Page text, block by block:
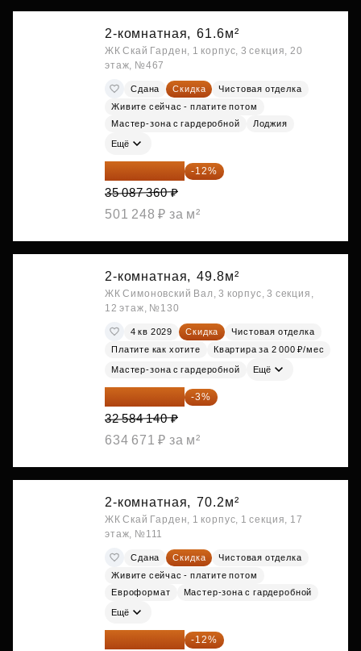
2-комнатная, 61.6м²
ЖК Скай Гарден, 1 корпус, 3 секция, 20
этаж, №467
Сдана Скидка
Чистовая отделка
Живите сейчас - платите потом
Мастер-зона с гардеробной
Лоджия
Ещё
30 876 877 ₽ -12%
35 087 360 ₽
501 248 ₽ за м²
2-комнатная, 49.8м²
ЖК Симоновский Вал, 3 корпус, 3 секция,
12 этаж, №130
4 кв 2029 Скидка
Чистовая отделка
Платите как хотите
Квартира за 2 000 ₽/мес
Мастер-зона с гардеробной Ещё
31 606 616 ₽ -3%
32 584 140 ₽
634 671 ₽ за м²
2-комнатная, 70.2м²
ЖК Скай Гарден, 1 корпус, 1 секция, 17
этаж, №111
Сдана Скидка
Чистовая отделка
Живите сейчас - платите потом
Евроформат
Мастер-зона с гардеробной
Ещё
34 384 522 ₽ -12%